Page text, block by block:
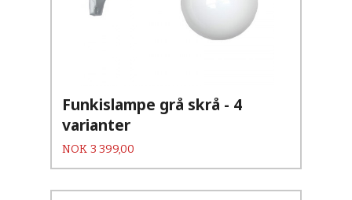
Funkislampe grå skrå - 4
varianter
Pris
NOK 3 399,00